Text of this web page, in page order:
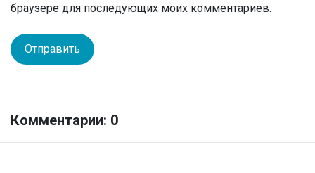
браузере для последующих моих комментариев.
Комментарии: 0